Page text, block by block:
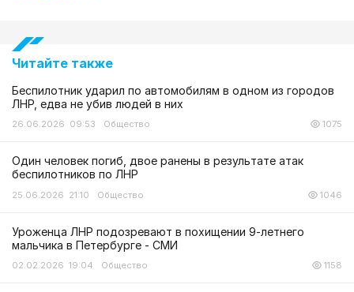
Читайте также
Беспилотник ударил по автомобилям в одном из городов
ЛНР, едва не убив людей в них
26.06.2026 09:53 Общество 1075
Один человек погиб, двое ранены в результате атак
беспилотников по ЛНР
25.06.2026 21:10 Общество 1046
Уроженца ЛНР подозревают в похищении 9-летнего
мальчика в Петербурге - СМИ
02.02.2026 19:04 Общество 1158